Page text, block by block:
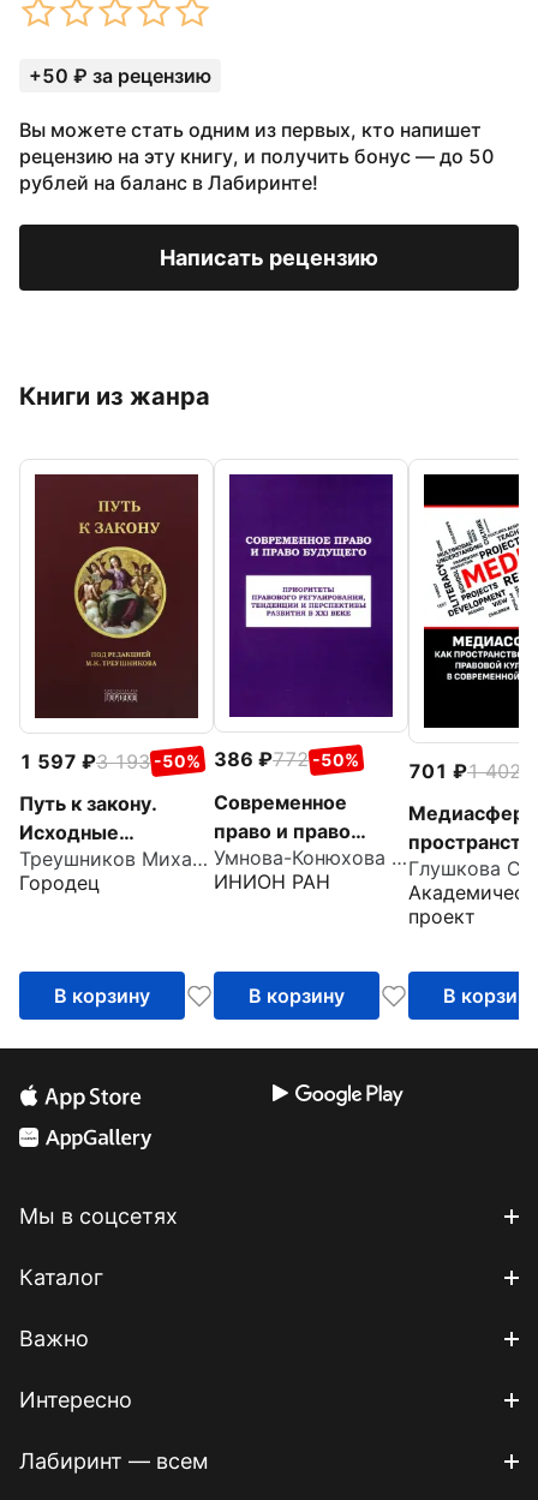
+50 ₽ за рецензию
Вы можете стать одним из первых, кто напишет
рецензию на эту книгу, и получить бонус — до 50
рублей на баланс в Лабиринте!
Написать рецензию
Книги из жанра
1 597 3 193 -50%
Путь к закону.
Исходные
документы,
пояснительные
конференций
Треушников Михаил Константинович
Городец
В корзину
386 772 -50%
Современное
право и право
будущего.
Приоритеты
тенденции и
перспективы
Умнова-Конюхова Ирина Анатольевна
ИНИОН РАН
В корзину
701 1 402
Медиасфера
развития
культуры в
современной
проект
В корзину
Мы в соцсетях
Каталог
Важно
Интересно
Лабиринт — всем